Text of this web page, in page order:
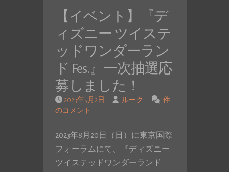
【イベント】『デ
ィズニー ツイステ
ッドワンダーラン
ド Fes.』一次抽選応
募しました！
2023年5月2日 ルーク
1件
のコメント
2023年8月20日（日）に東京国際
フォーラムにて、『ディズニー
ツイステッドワンダーランド